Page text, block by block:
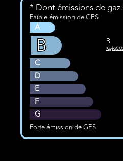
* Dont émissions de
Faible émission de GES
A
B
C
D
E
F
G
Forte émission de GES
B